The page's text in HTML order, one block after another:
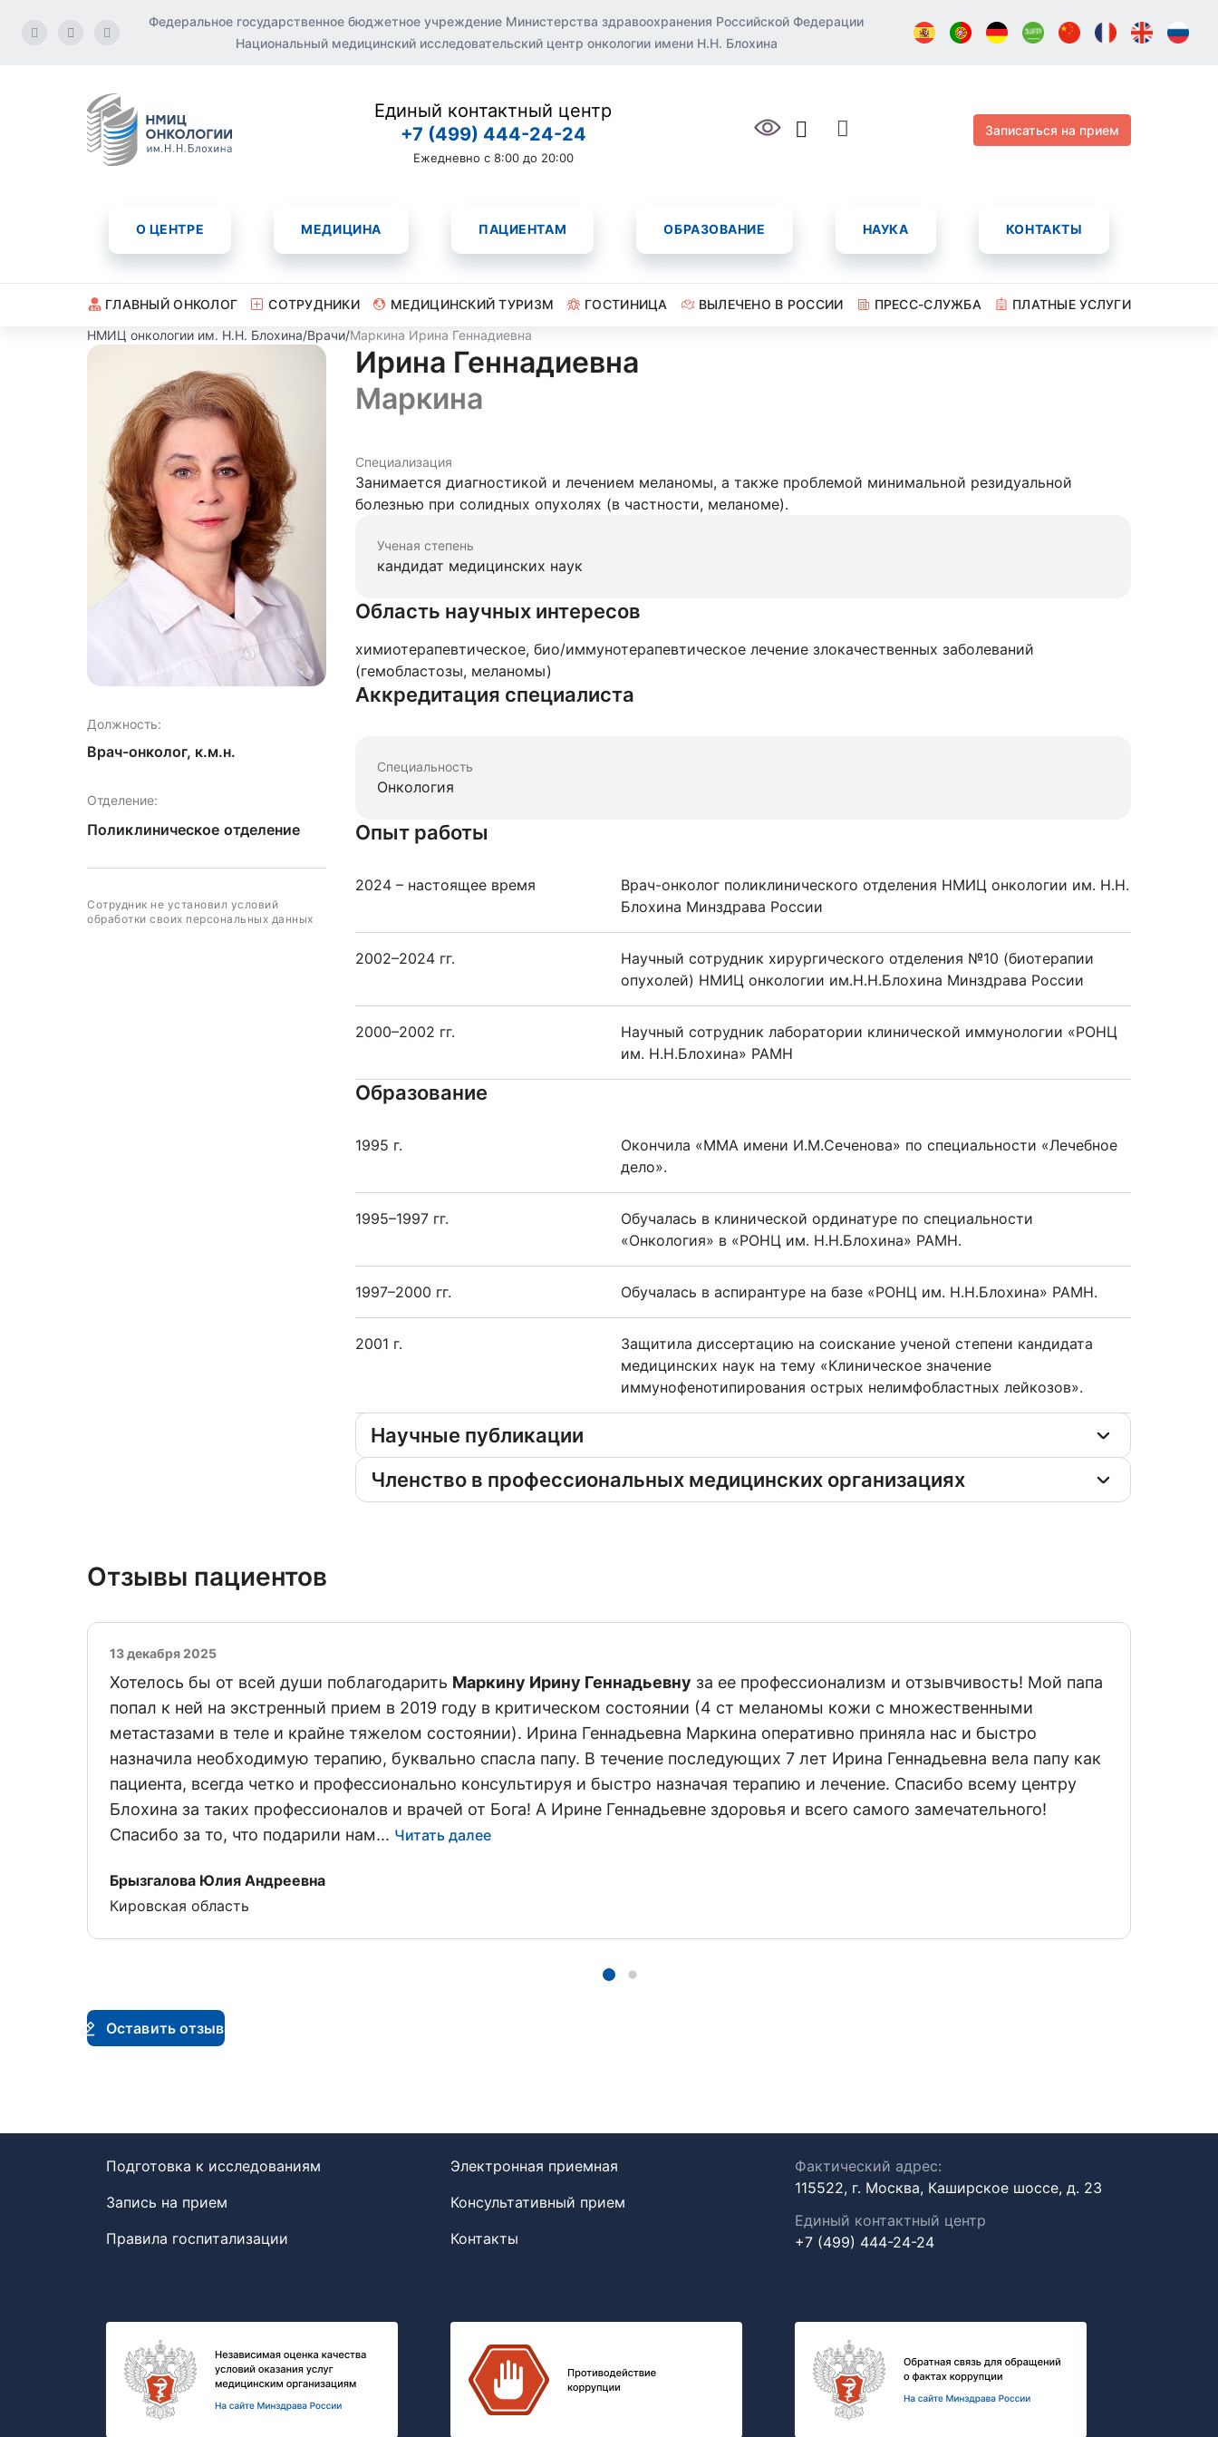
Федеральное государственное бюджетное учреждение Министерства здравоохранения Российской Федерации
Национальный медицинский исследовательский центр онкологии имени Н.Н. Блохина
Единый контактный центр
+7 (499) 444-24-24
Ежедневно с 8:00 до 20:00
Записаться на прием
О ЦЕНТРЕ МЕДИЦИНА ПАЦИЕНТАМ ОБРАЗОВАНИЕ НАУКА КОНТАКТЫ
ГЛАВНЫЙ ОНКОЛОГ СОТРУДНИКИ МЕДИЦИНСКИЙ ТУРИЗМ ГОСТИНИЦА ВЫЛЕЧЕНО В РОССИИ ПРЕСС-СЛУЖБА
ПЛАТНЫЕ УСЛУГИ
НМИЦ онкологии им. Н.Н. Блохина/Врачи/Маркина Ирина Геннадиевна
Ирина Геннадиевна
Маркина
Должность:
Врач-онколог, к.м.н.
Отделение:
Поликлиническое отделение
Сотрудник не установил условий
обработки своих персональных данных
Специализация
Занимается диагностикой и лечением меланомы, а также проблемой минимальной резидуальной
болезнью при солидных опухолях (в частности, меланоме).
Ученая степень
кандидат медицинских наук
Область научных интересов
химиотерапевтическое, био/иммунотерапевтическое лечение злокачественных заболеваний
(гемобластозы, меланомы)
Аккредитация специалиста
Специальность
Онкология
Опыт работы
2024 – настоящее время
Врач-онколог поликлинического отделения НМИЦ онкологии им. Н.Н.
Блохина Минздрава России
2002–2024 гг.
Научный сотрудник хирургического отделения №10 (биотерапии
опухолей) НМИЦ онкологии им.Н.Н.Блохина Минздрава России
2000–2002 гг.
Научный сотрудник лаборатории клинической иммунологии «РОНЦ
им. Н.Н.Блохина» РАМН
Образование
1995 г.
Окончила «ММА имени И.М.Сеченова» по специальности «Лечебное
дело».
1995–1997 гг.
Обучалась в клинической ординатуре по специальности
«Онкология» в «РОНЦ им. Н.Н.Блохина» РАМН.
1997–2000 гг. Обучалась в аспирантуре на базе «РОНЦ им. Н.Н.Блохина» РАМН.
2001 г.
Защитила диссертацию на соискание ученой степени кандидата
медицинских наук на тему «Клиническое значение
иммунофенотипирования острых нелимфобластных лейкозов».
Научные публикации
Членство в профессиональных медицинских организациях
Отзывы пациентов
13 декабря 2025
Хотелось бы от всей души поблагодарить Маркину Ирину Геннадьевну за ее профессионализм и отзывчивость! Мой папа
попал к ней на экстренный прием в 2019 году в критическом состоянии (4 ст меланомы кожи с множественными
метастазами в теле и крайне тяжелом состоянии). Ирина Геннадьевна Маркина оперативно приняла нас и быстро
назначила необходимую терапию, буквально спасла папу. В течение последующих 7 лет Ирина Геннадьевна вела папу как
пациента, всегда четко и профессионально консультируя и быстро назначая терапию и лечение. Спасибо всему центру
Блохина за таких профессионалов и врачей от Бога! А Ирине Геннадьевне здоровья и всего самого замечательного!
Спасибо за то, что подарили нам... Читать далее
Отзыв от
Брызгалова Юлия Андреевна
Кировская область
Оставить отзыв
Подготовка к исследованиям
Запись на прием
Правила госпитализации
Электронная приемная
Консультативный прием
Контакты
Фактический адрес:
115522, г. Москва, Каширское шоссе, д. 23
Единый контактный центр
+7 (499) 444-24-24